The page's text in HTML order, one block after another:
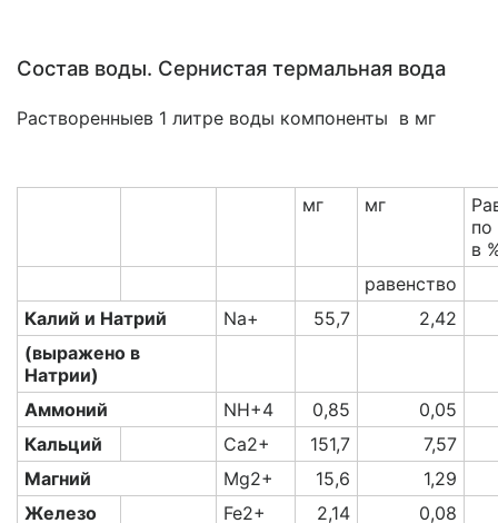
Состав воды. Сернистая термальная вода
Растворенныев 1 литре воды компоненты в мг
мг мг
по
в
равенство
Калий и Натрий
Na+ 55,7
2,42
(выражено в
Натрии)
Аммоний
NH+4 0,85
0,05
Кальций
Ca2+ 151,7
7,57
Магний
Mg2+ 15,6
1,29
Железо
Fe2+ 2,14 0,08